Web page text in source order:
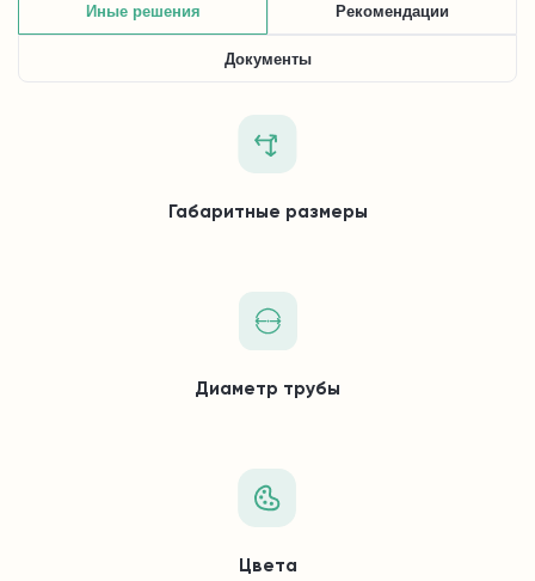
Иные решения Рекомендации
Документы
Габаритные размеры
Диаметр трубы
Цвета